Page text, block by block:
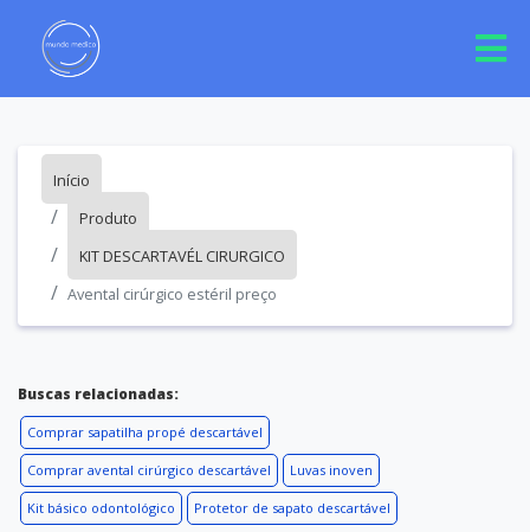
Início
Produto
KIT DESCARTAVÉL CIRURGICO
Avental cirúrgico estéril preço
Buscas relacionadas:
Comprar sapatilha propé descartável
Comprar avental cirúrgico descartável Luvas inoven
Kit básico odontológico Protetor de sapato descartável